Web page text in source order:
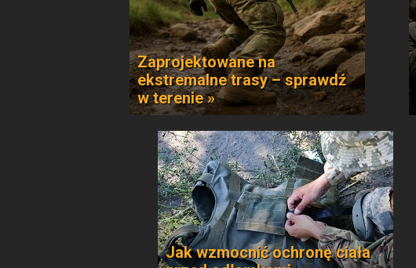
Zaprojektowane na
ekstremalne trasy – sprawdź
w terenie »
Jak wzmocnić ochronę ciała